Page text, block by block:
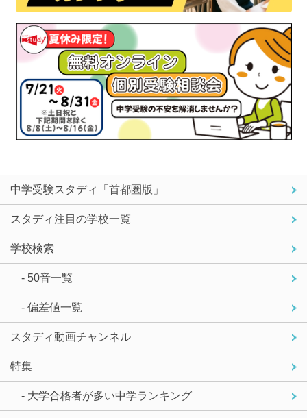
中学受験スタディ「首都圏版」
スタディ注目の学校一覧
学校検索
- 50音一覧
- 偏差値一覧
スタディ動画チャンネル
特集
- 大学合格者が多い中学ランキング